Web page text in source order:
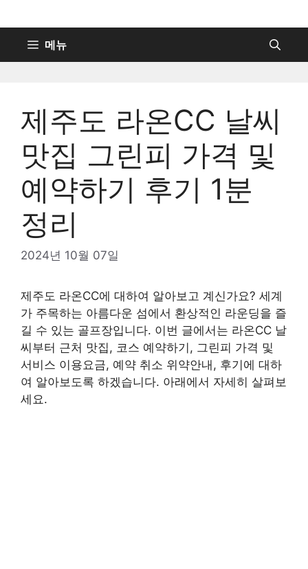
텐
로
메뉴
제주도 라온CC 날씨
맛집 그린피 가격 및
예약하기 후기 1분
정리
2024년 10월 07일
제주도 라온CC에 대하여 알아보고 계신가요? 세계
가 주목하는 아름다운 섬에서 환상적인 라운딩을 즐
길 수 있는 골프장입니다. 이번 글에서는 라온CC 날
씨부터 근처 맛집, 코스 예약하기, 그린피 가격 및
서비스 이용요금, 예약 취소 위약안내, 후기에 대하
여 알아보도록 하겠습니다. 아래에서 자세히 살펴보
세요.